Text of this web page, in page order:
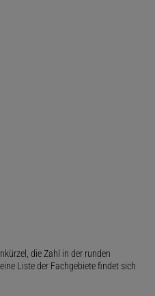
die Zahl in der runden
Liste der Fachgebiete findet sich